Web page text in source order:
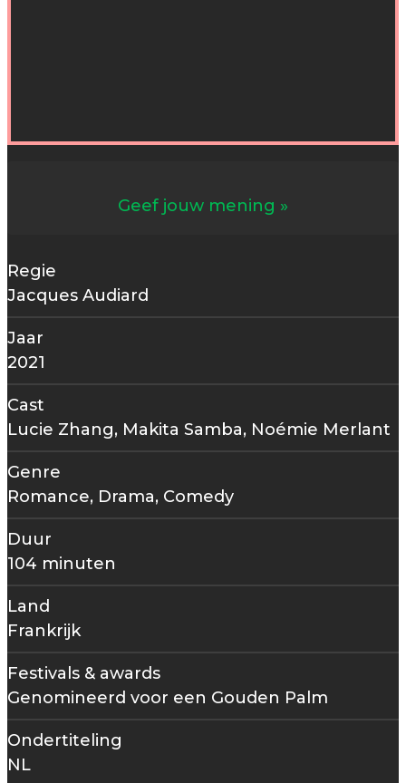
Geef jouw mening
Regie
Jacques Audiard
Jaar
2021
Cast
Lucie Zhang, Makita Samba, Noémie Merlant
Genre
Romance, Drama, Comedy
Duur
104 minuten
Land
Frankrijk
Festivals & awards
Genomineerd voor een Gouden Palm
Ondertiteling
NL